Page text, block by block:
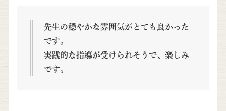
先生の穏やかな雰囲気がとても良かった
です。
実践的な指導が受けられそうで、楽しみ
です。